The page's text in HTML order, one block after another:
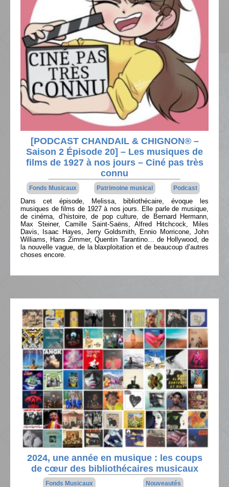
[PODCAST CHANDAIL & CHIGNON® –
Saison 2 Épisode 20] – Les musiques de
films de 1927 à nos jours – Ciné pas très
connu
Fonds Musicaux Patrimoine musical Podcast
Dans cet épisode, Melissa, bibliothécaire, évoque les
musiques de films de 1927 à nos jours. Elle parle de musique,
de cinéma, d’histoire, de pop culture, de Bernard Hermann,
Max Steiner, Camille Saint-Saëns, Alfred Hitchcock, Miles
Davis, Isaac Hayes, Jerry Goldsmith, Ennio Morricone, John
Williams, Hans Zimmer, Quentin Tarantino… de Hollywood, de
la nouvelle vague, de la blaxploitation et de beaucoup d’autres
choses encore.
2024, une année en musique : les coups
de cœur des bibliothécaires musicaux
Fonds Musicaux Nouveautés